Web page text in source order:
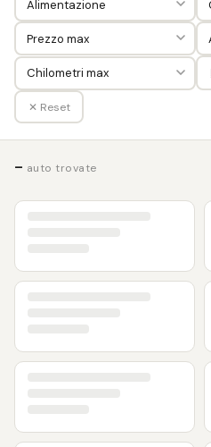
✕ Reset
— auto trovate